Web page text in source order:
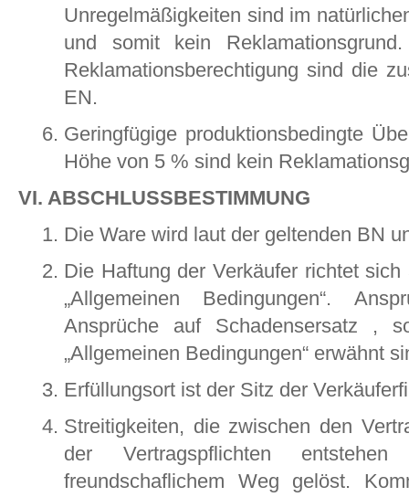
Unregelmäßigkeiten sind im
und somit kein
Reklamationsberechtigung sind die
EN.
Geringfügige produktionsbedingte
Höhe von 5 % sind kein
VI. ABSCHLUSSBESTIMMUNG
Die Ware wird laut der geltenden BN
Die Haftung der Verkäufer richtet
„Allgemeinen Bedingungen“.
Ansprüche auf Schadensersatz ,
„Allgemeinen Bedingungen“ erwähnt
Erfüllungsort ist der Sitz der
Streitigkeiten, die zwischen den
der Vertragspflichten
freundschaflichem Weg gelöst.